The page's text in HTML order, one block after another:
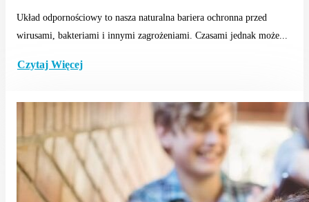
Układ odpornościowy to nasza naturalna bariera ochronna przed
wirusami, bakteriami i innymi zagrożeniami. Czasami jednak może...
Czytaj Więcej